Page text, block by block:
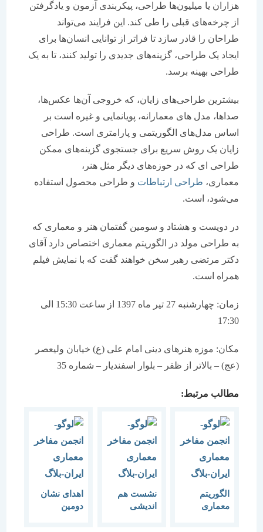
هزاران یا میلیون‌ها طراحی، پیکربندی آزمون و یادگرفتن
از چرخه‌های قبلی را طی کند. این فرایند می‌تواند
طراحان را قادر سازد تا فراتر از توانایی انسان‌ها برای
ایجاد یک طراحی، گزینه‌های جدیدی را تولید کنند، تا به یک
طراحی بهینه برسد.
بیشترین طراحی‌های زایان، که خروجی آن‌ها عکس‌ها،
صداها، مدل های معمارانه، پویانمایی و غیره است بر
اساس مدل‌های الگوریتمی و پارامتری است. طراحی
زایان یک روش سریع برای جستجوی گزینه‌های ممکن
طراحی ای که در حوزه‌های دیگر مثل هنر،
معماری،طراحی ارتباطاتو طراحی محصول استفاده
می‌شود، است.
در دویست و هشتاد و سومین گفتمان هنر و معماری که
به طراحی مولد در الگوریتم معماری اختصاص دارد آقای
دکتر مرتضی رهبر سخن خواهند گفت که با نمایش فیلم
همراه است.
زمان: چهارشنبه 27 تیر ماه 1397 از ساعت 15:30 الی
مکان: موزه هنرهای دینی امام علی (ع) خیابان ولیعصر
(عج) – بالاتر از ظفر – بلوار اسفندیار – شماره 35
مطالب مرتبط:
الگوریتم
معماری
نشست هم
اندیشی
اهدای نشان